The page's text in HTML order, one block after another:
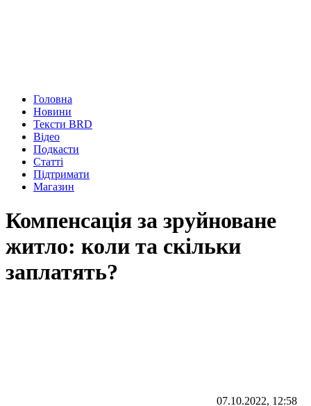
Головна
Новини
Тексти BRD
Відео
Подкасти
Статті
Підтримати
Магазин
Компенсація за зруйноване
житло: коли та скільки
заплатять?
07.10.2022, 12:58